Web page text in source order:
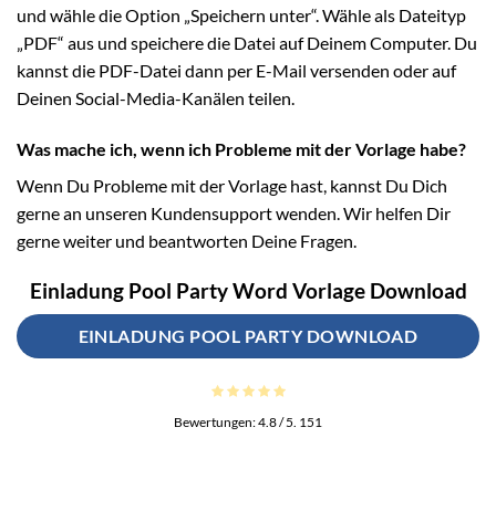
und wähle die Option „Speichern unter“. Wähle als Dateityp
„PDF“ aus und speichere die Datei auf Deinem Computer. Du
kannst die PDF-Datei dann per E-Mail versenden oder auf
Deinen Social-Media-Kanälen teilen.
Was mache ich, wenn ich Probleme mit der Vorlage habe?
Wenn Du Probleme mit der Vorlage hast, kannst Du Dich
gerne an unseren Kundensupport wenden. Wir helfen Dir
gerne weiter und beantworten Deine Fragen.
Einladung Pool Party Word Vorlage Download
EINLADUNG POOL PARTY DOWNLOAD
Bewertungen:4.8/ 5. 151